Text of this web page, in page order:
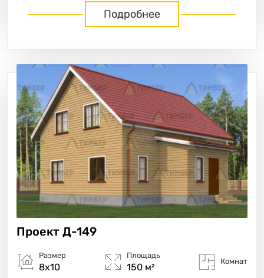
Подробнее
Проект Д-149
Размер
8х10
Площадь
150 м²
Комнат